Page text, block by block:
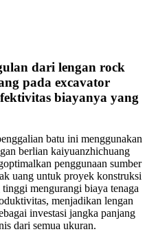
dari lengan rock
pada excavator
biayanya yang
batu ini menggunakan
berlian kaiyuanzhichuang
penggunaan sumber
uang untuk proyek konstruksi
mengurangi biaya tenaga
menjadikan lengan
investasi jangka panjang
dari semua ukuran.